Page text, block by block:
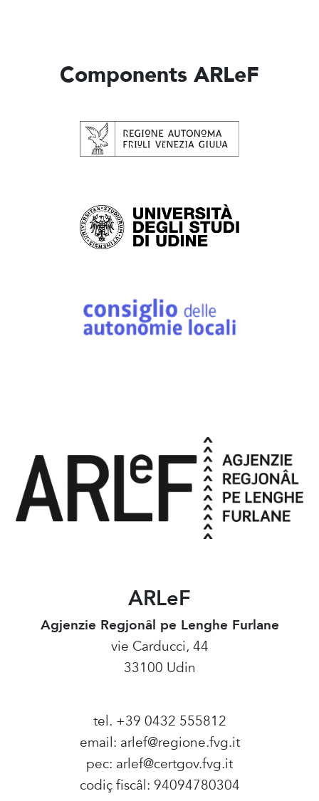
Components ARLeF
ARLeF
Agjenzie Regjonâl pe Lenghe Furlane
vie Carducci, 44
33100 Udin
tel. +39 0432 555812
email: arlef@regione.fvg.it
pec: arlef@certgov.fvg.it
codiç fiscâl: 94094780304